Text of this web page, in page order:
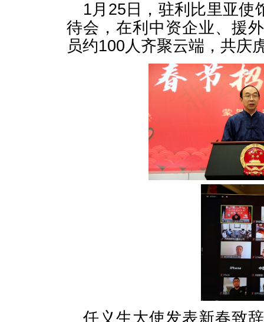
1月25日，驻利比里亚使
待会，在利中资企业、援
员约100人齐聚云端，共庆
任义生大使发表新春致